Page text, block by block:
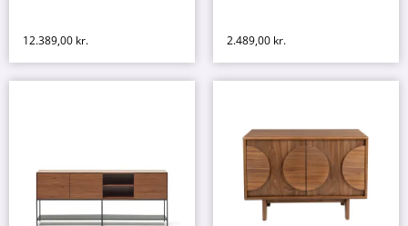
12.389,00 kr. 2.489,00 kr.